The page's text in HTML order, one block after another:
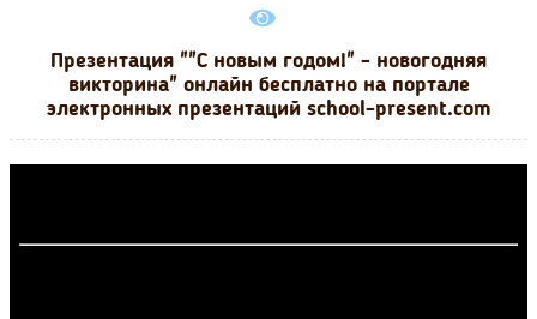
Презентация ""С новым годом!" - новогодняя
викторина" онлайн бесплатно на портале
электронных презентаций school-present.com